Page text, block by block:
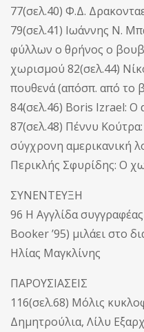
77(σελ.40) Φ.Δ.
79(σελ.41) Ιωάννης Ν.
φύλλων ο θρήνος ο
χωρισμού 82(σελ.44)
πουθενά (απόσπ. από το
84(σελ.46) Boris Izrael: Ο
87(σελ.48) Πέννυ
σύγχρονη αμερικανική
Περικλής Σφυρίδης: Ο
ΣΥΝΕΝΤΕΥΞΗ
96 Η Αγγλίδα
Booker ’95) μιλάει στο
Ηλίας Μαγκλίνης
ΠΑΡΟΥΣΙΑΣΕΙΣ
116(σελ.68) Μόλις
Δημητρούλια, Λίλυ